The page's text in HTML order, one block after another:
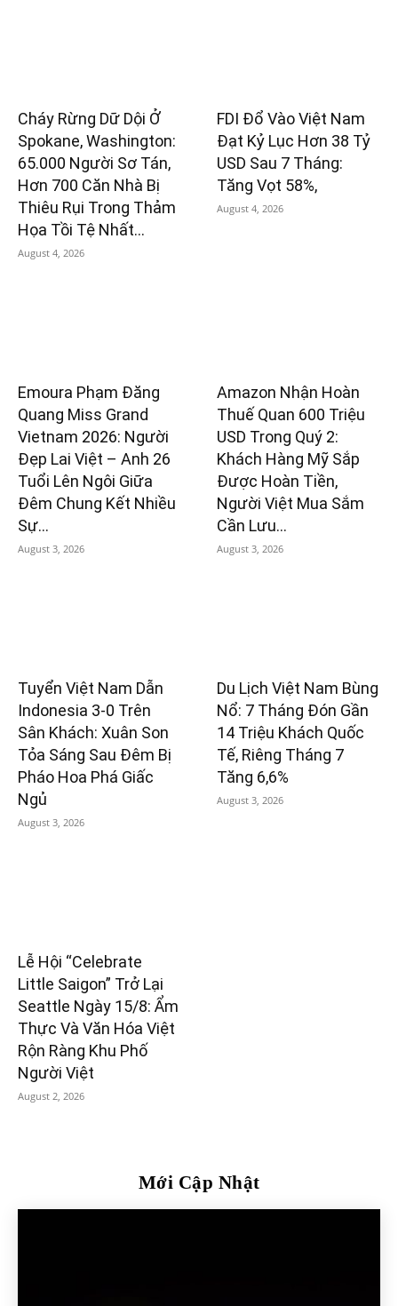
Cháy Rừng Dữ Dội Ở
Spokane, Washington:
65.000 Người Sơ Tán,
Hơn 700 Căn Nhà Bị
Thiêu Rụi Trong Thảm
Họa Tồi Tệ Nhất...
August 4, 2026
FDI Đổ Vào Việt Nam
Đạt Kỷ Lục Hơn 38 Tỷ
USD Sau 7 Tháng:
Tăng Vọt 58%,
August 4, 2026
Emoura Phạm Đăng
Quang Miss Grand
Vietnam 2026: Người
Đẹp Lai Việt – Anh 26
Tuổi Lên Ngôi Giữa
Đêm Chung Kết Nhiều
Sự...
August 3, 2026
Amazon Nhận Hoàn
Thuế Quan 600 Triệu
USD Trong Quý 2:
Khách Hàng Mỹ Sắp
Được Hoàn Tiền,
Người Việt Mua Sắm
Cần Lưu...
August 3, 2026
Tuyển Việt Nam Dẫn
Indonesia 3-0 Trên
Sân Khách: Xuân Son
Tỏa Sáng Sau Đêm Bị
Pháo Hoa Phá Giấc
Ngủ
August 3, 2026
Du Lịch Việt Nam Bùng
Nổ: 7 Tháng Đón Gần
14 Triệu Khách Quốc
Tế, Riêng Tháng 7
Tăng 6,6%
August 3, 2026
Lễ Hội “Celebrate
Little Saigon” Trở Lại
Seattle Ngày 15/8: Ẩm
Thực Và Văn Hóa Việt
Rộn Ràng Khu Phố
Người Việt
August 2, 2026
Mới Cập Nhật